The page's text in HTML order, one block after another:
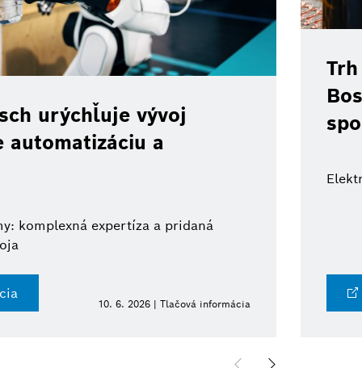
urýchľuje vývoj
a
komplexná expertíza a pridaná
10. 6. 2026 | Tlačová informácia